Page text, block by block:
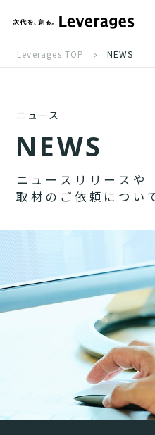
Leverages TOP NEWS
ニュース
NEWS
ニ ュ ー ス リ リ ー ス や
取 材 の ご 依 頼 に つ い